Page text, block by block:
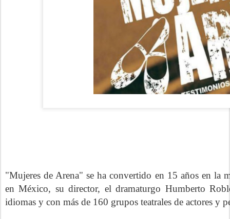
"Mujeres de Arena" se ha convertido en 15 años en la
en México, su director, el dramaturgo Humberto
idiomas y con más de 160 grupos teatrales de actores y